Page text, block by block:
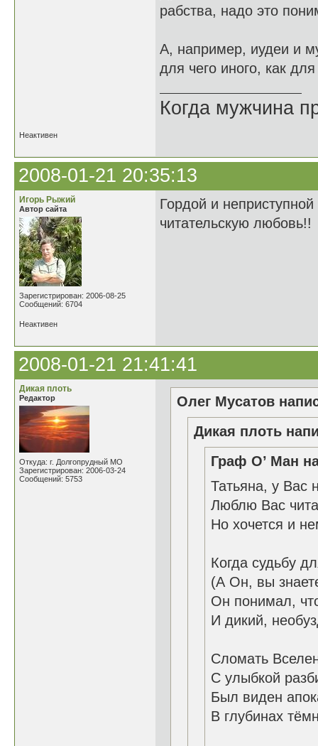
рабства, надо это
А, например, иудеи и
для чего иного, как
Когда мужчина
Неактивен
2008-01-21 20:35:13
Игорь Рыжий
Автор сайта
Зарегистрирован: 2006-08-25
Сообщений: 6704
Гордой и
читательскую любовь!!
Неактивен
2008-01-21 21:41:41
Дикая плоть
Редактор
Откуда: г. Долгопрудный МО
Зарегистрирован: 2006-03-24
Сообщений: 5753
Олег Мусатов
Дикая плоть
Граф О’ Ман
Татьяна, у Вас
Люблю Вас
Но хочется и
Когда судьбу
(А Он, вы
Он понимал,
И дикий,
Сломать
С улыбкой
Был виден
В глубинах